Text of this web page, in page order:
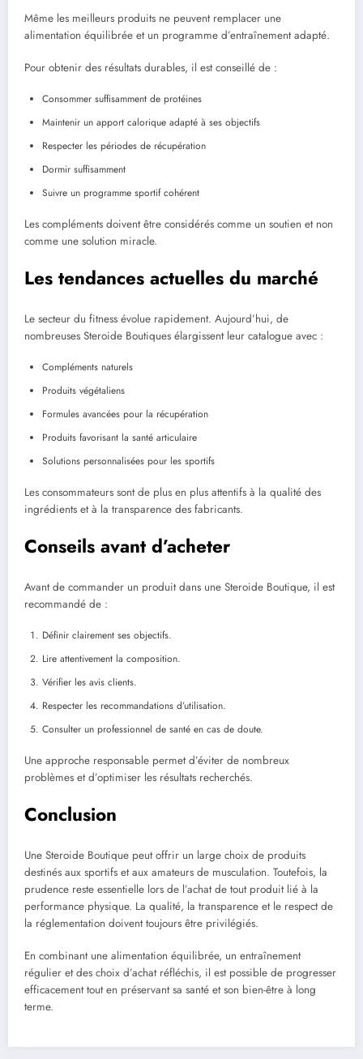
Même les meilleurs produits ne peuvent remplacer une
alimentation équilibrée et un programme d’entraînement adapté.
Pour obtenir des résultats durables, il est conseillé de :
Consommer suffisamment de protéines
Maintenir un apport calorique adapté à ses objectifs
Respecter les périodes de récupération
Dormir suffisamment
Suivre un programme sportif cohérent
Les compléments doivent être considérés comme un soutien et non
comme une solution miracle.
Les tendances actuelles du marché
Le secteur du fitness évolue rapidement. Aujourd’hui, de
nombreuses Steroide Boutiques élargissent leur catalogue avec :
Compléments naturels
Produits végétaliens
Formules avancées pour la récupération
Produits favorisant la santé articulaire
Solutions personnalisées pour les sportifs
Les consommateurs sont de plus en plus attentifs à la qualité des
ingrédients et à la transparence des fabricants.
Conseils avant d’acheter
Avant de commander un produit dans une Steroide Boutique, il est
recommandé de :
Définir clairement ses objectifs.
Lire attentivement la composition.
Vérifier les avis clients.
Respecter les recommandations d’utilisation.
Consulter un professionnel de santé en cas de doute.
Une approche responsable permet d’éviter de nombreux
problèmes et d’optimiser les résultats recherchés.
Conclusion
Une Steroide Boutique peut offrir un large choix de produits
destinés aux sportifs et aux amateurs de musculation. Toutefois, la
prudence reste essentielle lors de l’achat de tout produit lié à la
performance physique. La qualité, la transparence et le respect de
la réglementation doivent toujours être privilégiés.
En combinant une alimentation équilibrée, un entraînement
régulier et des choix d’achat réfléchis, il est possible de progresser
efficacement tout en préservant sa santé et son bien-être à long
terme.